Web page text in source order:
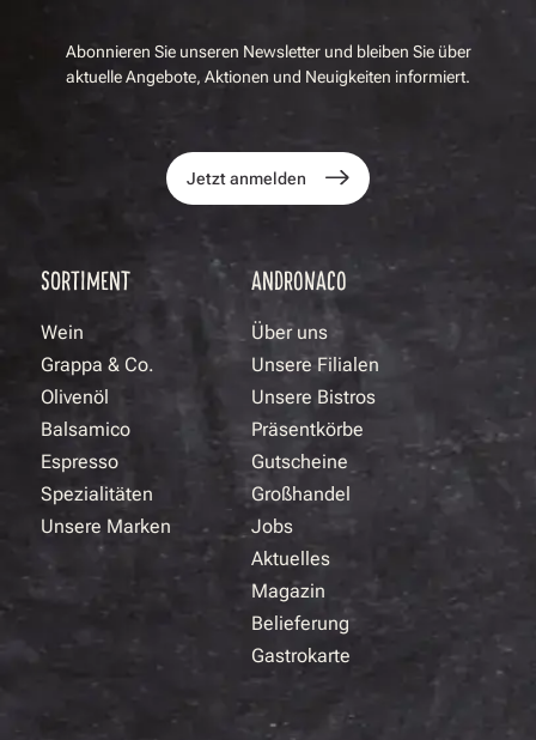
Abonnieren Sie unseren Newsletter und bleiben Sie über
aktuelle Angebote, Aktionen und Neuigkeiten informiert.
Jetzt anmelden
SORTIMENT
Wein
Grappa & Co.
Olivenöl
Balsamico
Espresso
Spezialitäten
Unsere Marken
ANDRONACO
Über uns
Unsere Filialen
Unsere Bistros
Präsentkörbe
Gutscheine
Großhandel
Jobs
Aktuelles
Magazin
Belieferung
Gastrokarte